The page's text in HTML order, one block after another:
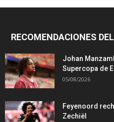
RECOMENDACIONES
Johan
Supercopa de
05/08/2026
Feyenoord
Zechiël